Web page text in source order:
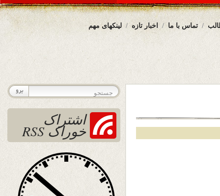
لینکهای مهم اخبار تازه تماس با ما
اشتراک
خوراک RSS